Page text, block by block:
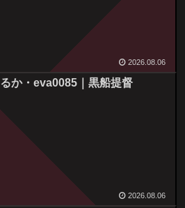
2026.08.06
るか・eva0085｜黒船提督
2026.08.06